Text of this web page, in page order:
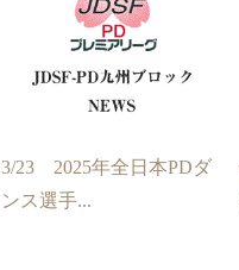
3/23 2025年全日本PDダ
ンス選手...